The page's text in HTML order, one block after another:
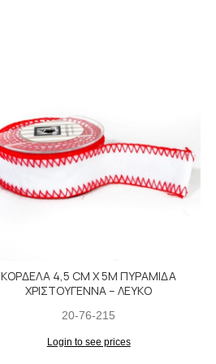
ΚΟΡΔΕΛΑ 4,5 CM Χ 5Μ ΠΥΡΑΜΙΔΑ
ΧΡΙΣΤΟΥΓΕΝΝΑ – ΛΕΥΚΟ
20-76-215
Login to see prices